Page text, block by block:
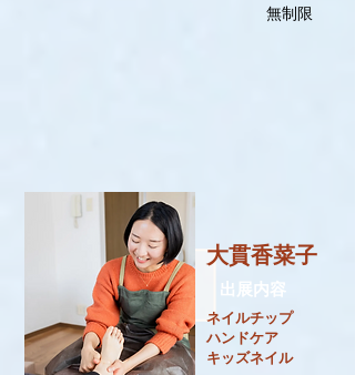
無制限
大貫香菜子
​出展内容
ネイルチップ
ハンドケア
​キッズネイル